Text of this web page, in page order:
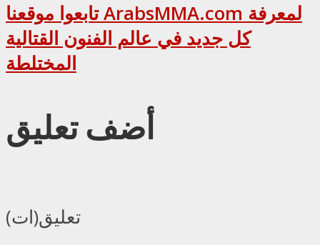
تابعوا موقعنا ArabsMMA.com لمعرفة
كل جديد في عالم الفنون القتالية
المختلطة
أضف تعليق
تعليق(ات)